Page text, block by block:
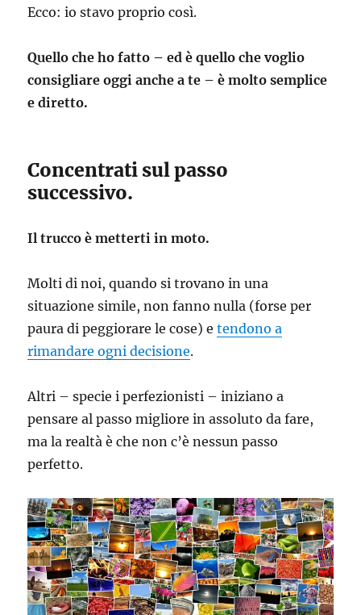
Ecco: io stavo proprio così.
Quello che ho fatto – ed è quello che voglio
consigliare oggi anche a te – è molto semplice
e diretto.
Concentrati sul passo
successivo.
Il trucco è metterti in moto.
Molti di noi, quando si trovano in una
situazione simile, non fanno nulla (forse per
paura di peggiorare le cose) etendono a
rimandare ogni decisione.
Altri – specie i perfezionisti – iniziano a
pensare al passo migliore in assoluto da fare,
ma la realtà è che non c’è nessun passo
perfetto.